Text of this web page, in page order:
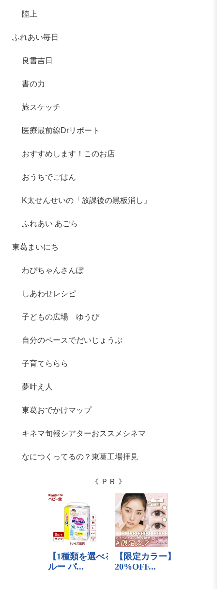
陸上
ふれあい毎日
良書吉日
書の力
旅スケッチ
医療最前線Drリポート
おすすめします！このお店
おうちでごはん
K太せんせいの「放課後の黒板消し」
ふれあい あごら
東葛まいにち
わぴちゃんさんぽ
しあわせレシピ
子どもの広場 ゆうび
自分のペースでだいじょうぶ
子育てららら
夢叶え人
東葛おでかけマップ
キネマ旬報シアターおススメシネマ
なにつくってるの？東葛工場拝見
《 ＰＲ 》